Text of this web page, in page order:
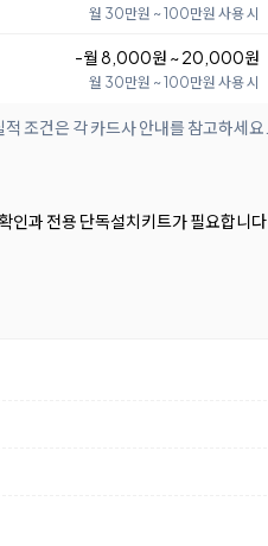
월 30만원 ~ 100만원 사용 시
-월 8,000원 ~ 20,000원
월 30만원 ~ 100만원 사용 시
조건은 각 카드사 안내를 참고하세요.
인과 전용 단독설치키트가 필요합니다.